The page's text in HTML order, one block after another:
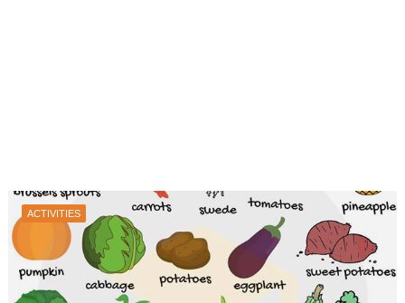
ACTIVITIES